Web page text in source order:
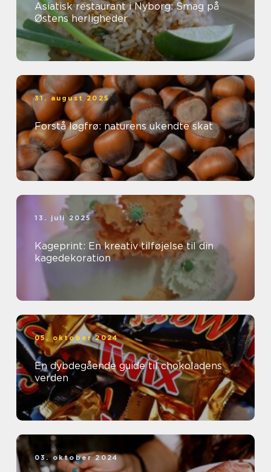
Asiatisk restaurant i Nyborg: Smag på
Østens herligheder
31. august 2025
Forstå løgfrø: naturens ukendte skat
13. juli 2025
Kageprint: En kreativ tilføjelse til din
kagedekoration
05. oktober 2024
En dybdegående guide til chokoladens
verden
03. oktober 2024